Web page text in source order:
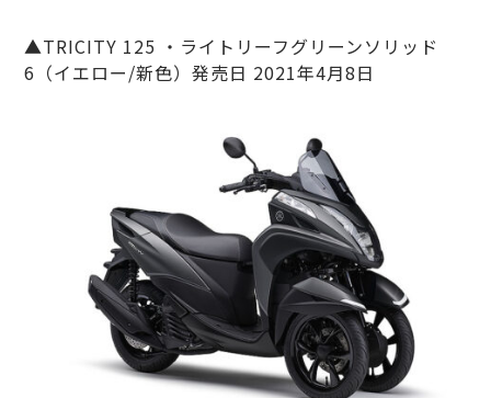
▲TRICITY 125 ・ライトリーフグリーンソリッド
6（イエロー/新色）発売日 2021年4月8日